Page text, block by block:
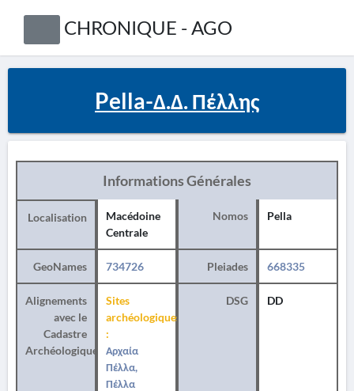
CHRONIQUE - AGO
Pella-Δ.Δ. Πέλλης
Informations Générales
Localisation
Macédoine
Centrale
Nomos Pella
GeoNames 734726 Pleiades 668335
Alignements
avec le
Cadastre
Archéologique
Sites
archéologiques
:
Αρχαία
Πέλλα,
Πέλλα
DSG DD